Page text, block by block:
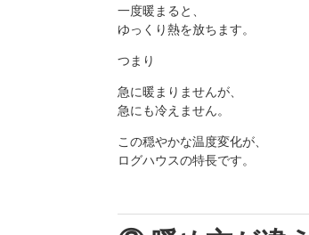
一度暖まると、
ゆっくり熱を放ちます。
つまり
急に暖まりませんが、
急にも冷えません。
この穏やかな温度変化が、
ログハウスの特長です。